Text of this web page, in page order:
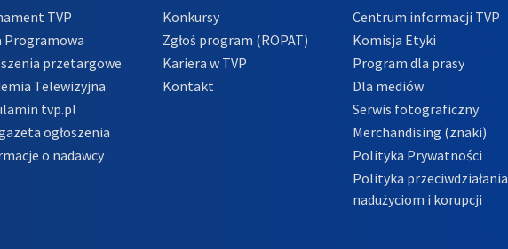
TVP
Programowa
przetargowe
Telewizyjna
tvp.pl
ogłoszenia
o nadawcy
Konkursy
Zgłoś program (ROPAT)
Kariera w TVP
Kontakt
Centrum informacji TVP
Komisja Etyki
Program dla prasy
Dla mediów
Serwis fotograficzny
Merchandising (znaki)
Polityka Prywatności
Polityka przeciwdziałania
nadużyciom i korupcji